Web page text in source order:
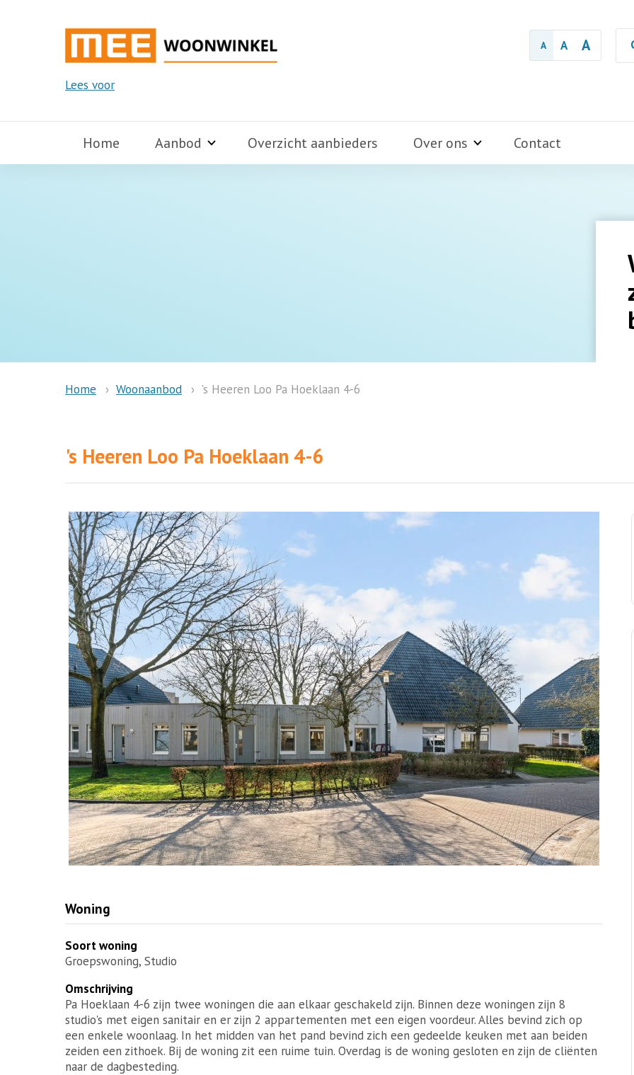
A A A
Lees voor
Home Aanbod Overzicht aanbieders Over ons Contact
Home Woonaanbod 's Heeren Loo Pa Hoeklaan 4-6
's Heeren Loo Pa Hoeklaan 4-6
Woning
Soort woning
Groepswoning, Studio
Omschrijving
Pa Hoeklaan 4-6 zijn twee woningen die aan elkaar geschakeld zijn. Binnen deze woningen zijn 8
studio's met eigen sanitair en er zijn 2 appartementen met een eigen voordeur. Alles bevind zich op
een enkele woonlaag. In het midden van het pand bevind zich een gedeelde keuken met aan beiden
zeiden een zithoek. Bij de woning zit een ruime tuin. Overdag is de woning gesloten en zijn de cliënten
naar de dagbesteding.